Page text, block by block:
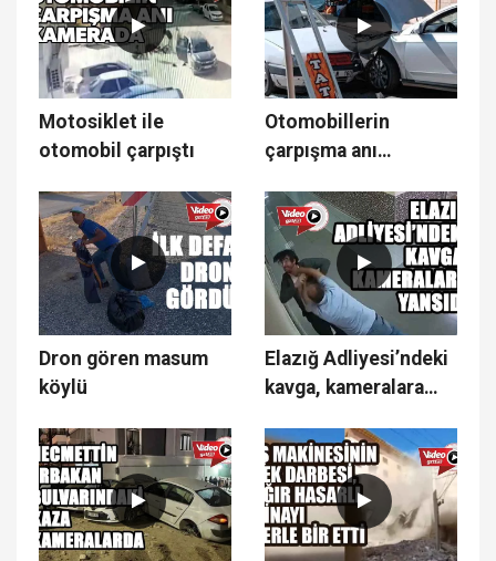
Motosiklet ile
otomobil çarpıştı
Otomobillerin
çarpışma anı
Dron gören masum
köylü
Elazığ Adliyesi’ndeki
kavga, kameralara